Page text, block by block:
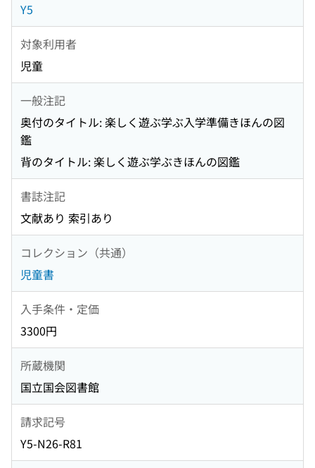
Y5
対象利用者
児童
一般注記
奥付のタイトル: 楽しく遊ぶ学ぶ入学準備きほんの図
鑑
背のタイトル: 楽しく遊ぶ学ぶきほんの図鑑
書誌注記
文献あり 索引あり
コレクション（共通）
児童書
入手条件・定価
3300円
所蔵機関
国立国会図書館
請求記号
Y5-N26-R81